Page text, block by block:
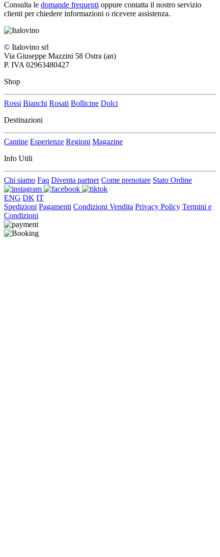
Consulta le domande frequenti oppure contatta il nostro servizio
clienti per chiedere informazioni o ricevere assistenza.
© Italovino srl
Via Giuseppe Mazzini 58 Ostra (an)
P. IVA 02963480427
Shop
Rossi Bianchi Rosati Bollicine Dolci
Destinazioni
Cantine Esperienze Regioni Magazine
Info Utili
Chi siamo Faq Diventa partner Come prenotare Stato Ordine
ENG DK IT
Spedizioni Pagamenti Condizioni Vendita Privacy Policy Termini e
Condizioni